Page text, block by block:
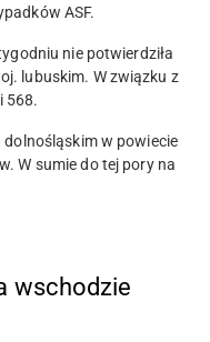
ASF.
nie potwierdziła
lubuskim. W związku z
568.
w powiecie
W sumie do tej pory na
wschodzie